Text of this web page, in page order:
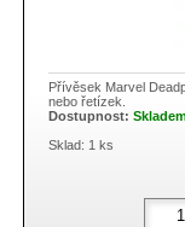
Přívěsek Marvel
nebo řetízek.
Dostupnost:
Sklad: 1 ks